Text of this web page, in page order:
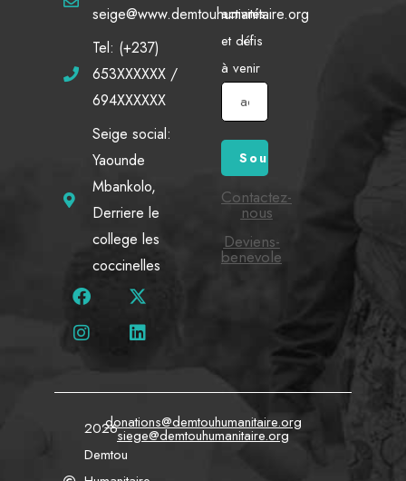
seige@www.demtouhumanitaire.org
Tel: (+237)
653XXXXXX /
694XXXXXX
Seige social:
Yaounde
Mbankolo,
Derriere le
college les
coccinelles
activités
et défis
à venir
Contactez-
nous
Deviens-
benevole
2026
Demtou
donations@demtouhumanitaire.org
siege@demtouhumanitaire.org